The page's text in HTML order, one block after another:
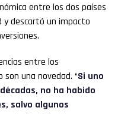
entre los dos países
y descartó un impacto
entre los
una novedad. “Si uno
no ha habido
salvo algunos